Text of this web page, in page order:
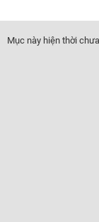
Tucson
GIÁ XE
Mục này hiện thời